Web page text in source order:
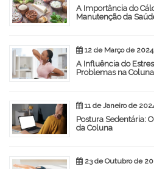
A Importância do
Manutenção da
12 de Março de 2024
A Influência do
Problemas na Coluna
11 de Janeiro de
Postura Sedentária:
da Coluna
23 de Outubro de